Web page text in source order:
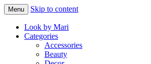
LOOK BY MARI
Makeup & beauty blog
Menu Skip to content
Look by Mari
Categories
Accessories
Beauty